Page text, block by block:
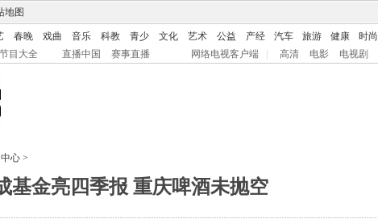
地图
春晚 戏曲 音乐 科教 青少 文化 艺术 公益 产经 汽车 旅游 健康 时尚
节目大全 直播中国 赛事直播 网络电视客户端 高清 电影 电视剧
心 >
基金亮四季报 重庆啤酒未抛空